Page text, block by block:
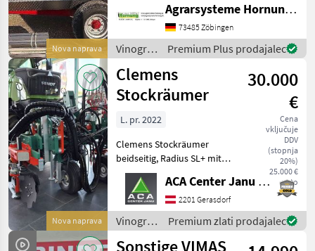
Nova naprava
Tridem Zweiachser mit
Drehschemel Sagen Sie uns
was Sie möchten Größe /
Breifung / Zubehör, dann
be
Agrarsysteme Hornung GmbH & Co. KG
73485 Zöbingen
Vinogradništvo
/
Sonstige
Premium Plus prodajalec
Nova naprava
Clemens
Stockräumer
30.000
€
Cena
vključuje
DDV
(stopnja
20%)
25.000 €
neto
L. pr. 2022
Clemens Stockräumer
beidseitig, Radius SL+ mit
Zinkenkreisel, SB 2
Geräteträger, Aushub
hydraulisch Links und
Rechts, Arbeitsbreite 2400 -
3400 mm, inkl. Ventilblock
ACA Center Janu GmbH
2201 Gerasdorf
Vinogradništvo
/
Premium zlati prodajalec
Sonstige VIMAS